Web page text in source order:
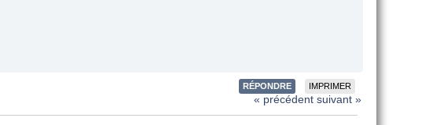
RÉPONDRE IMPRIMER
« précédent suivant »